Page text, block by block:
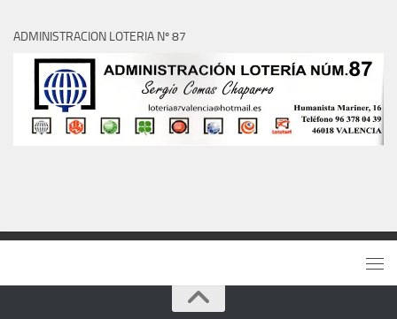
ADMINISTRACION LOTERIA Nº 87